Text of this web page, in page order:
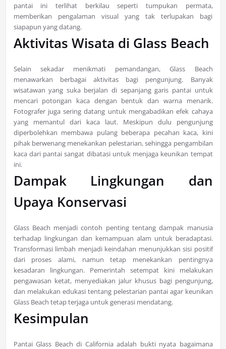
pantai ini terlihat berkilau seperti tumpukan permata,
memberikan pengalaman visual yang tak terlupakan bagi
siapapun yang datang.
Aktivitas Wisata di Glass Beach
Selain sekadar menikmati pemandangan, Glass Beach
menawarkan berbagai aktivitas bagi pengunjung. Banyak
wisatawan yang suka berjalan di sepanjang garis pantai untuk
mencari potongan kaca dengan bentuk dan warna menarik.
Fotografer juga sering datang untuk mengabadikan efek cahaya
yang memantul dari kaca laut. Meskipun dulu pengunjung
diperbolehkan membawa pulang beberapa pecahan kaca, kini
pihak berwenang menekankan pelestarian, sehingga pengambilan
kaca dari pantai sangat dibatasi untuk menjaga keunikan tempat
ini.
Dampak Lingkungan dan
Upaya Konservasi
Glass Beach menjadi contoh penting tentang dampak manusia
terhadap lingkungan dan kemampuan alam untuk beradaptasi.
Transformasi limbah menjadi keindahan menunjukkan sisi positif
dari proses alami, namun tetap menekankan pentingnya
kesadaran lingkungan. Pemerintah setempat kini melakukan
pengawasan ketat, menyediakan jalur khusus bagi pengunjung,
dan melakukan edukasi tentang pelestarian pantai agar keunikan
Glass Beach tetap terjaga untuk generasi mendatang.
Kesimpulan
Pantai Glass Beach di California adalah bukti nyata bagaimana